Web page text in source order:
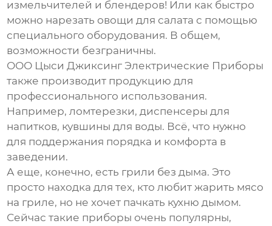
измельчителей и блендеров! Или как быстро
можно нарезать овощи для салата с помощью
специального оборудования. В общем,
возможности безграничны.
ООО Цыси Джиксинг Электрические Приборы
также производит продукцию для
профессионального использования.
Например, ломтерезки, диспенсеры для
напитков, кувшины для воды. Всё, что нужно
для поддержания порядка и комфорта в
заведении.
А еще, конечно, есть грили без дыма. Это
просто находка для тех, кто любит жарить мясо
на гриле, но не хочет пачкать кухню дымом.
Сейчас такие приборы очень популярны,